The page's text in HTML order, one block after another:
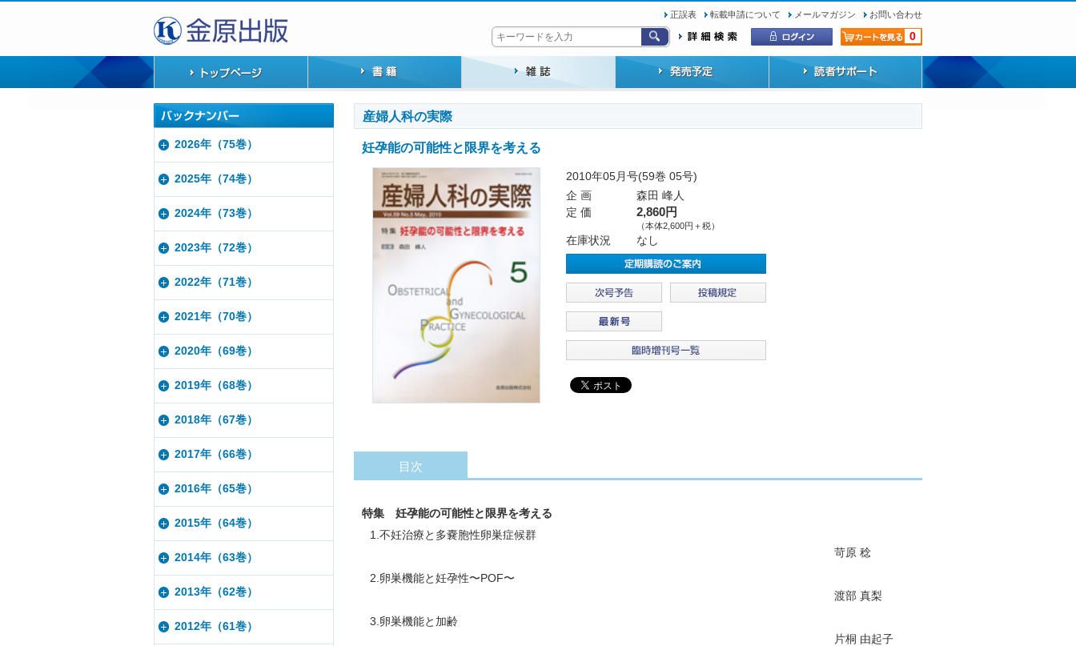
正誤表 転載申請について メールマガジン お問い合わせ
0
産婦人科の実際
妊孕能の可能性と限界を考える
2010年05月号(59巻 05号)
企 画
森田 峰人
定 価
2,860円
（本体2,600円＋税）
在庫状況 なし
目次
特集 妊孕能の可能性と限界を考える
1.不妊治療と多嚢胞性卵巣症候群
苛原 稔
2.卵巣機能と妊孕性〜POF〜
渡部 真梨
3.卵巣機能と加齢
片桐 由起子
2026年（75巻）
2025年（74巻）
2024年（73巻）
2023年（72巻）
2022年（71巻）
2021年（70巻）
2020年（69巻）
2019年（68巻）
2018年（67巻）
2017年（66巻）
2016年（65巻）
2015年（64巻）
2014年（63巻）
2013年（62巻）
2012年（61巻）